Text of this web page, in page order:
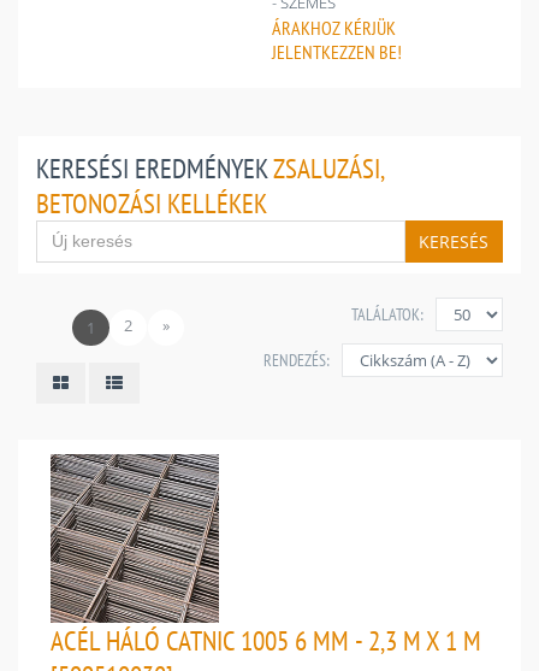
ÁRAKHOZ KÉRJÜK
JELENTKEZZEN BE!
KERESÉSI EREDMÉNYEKZSALUZÁSI,
BETONOZÁSI KELLÉKEK
KERESÉS
1 2 » TALÁLATOK:
RENDEZÉS:
ACÉL HÁLÓ CATNIC 1005 6 MM - 2,3 M X 1 M